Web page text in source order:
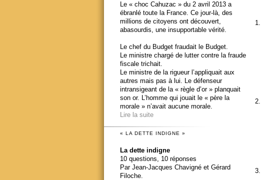
Le « choc Cahuzac » du 2 avril 2013 a
ébranlé toute la France. Ce jour-là, des
millions de citoyens ont découvert,
abasourdis, une insupportable vérité.
Le chef du Budget fraudait le Budget.
Le ministre chargé de lutter contre la fraude
fiscale trichait.
Le ministre de la rigueur l’appliquait aux
autres mais pas à lui. Le défenseur
intransigeant de la « règle d’or » planquait
son or. L’homme qui jouait le « père la
morale » n’avait aucune morale.
Lire la suite
« LA DETTE INDIGNE »
La dette indigne
10 questions, 10 réponses
Par Jean-Jacques Chavigné et Gérard
Filoche.